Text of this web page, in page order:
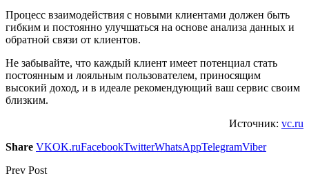
Процесс взаимодействия с новыми клиентами должен быть
гибким и постоянно улучшаться на основе анализа данных и
обратной связи от клиентов.
Не забывайте, что каждый клиент имеет потенциал стать
постоянным и лояльным пользователем, приносящим
высокий доход, и в идеале рекомендующий ваш сервис своим
близким.
Источник: vc.ru
Share VKOK.ruFacebookTwitterWhatsAppTelegramViber
Prev Post